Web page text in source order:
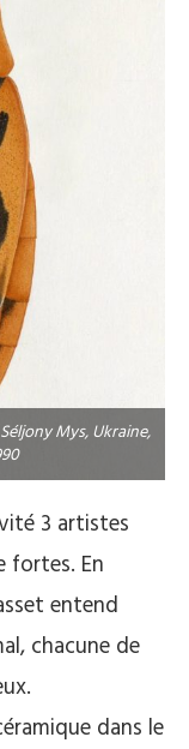
Mys, Ukraine,
3 artistes
fortes. En
entend
chacune de
dans le